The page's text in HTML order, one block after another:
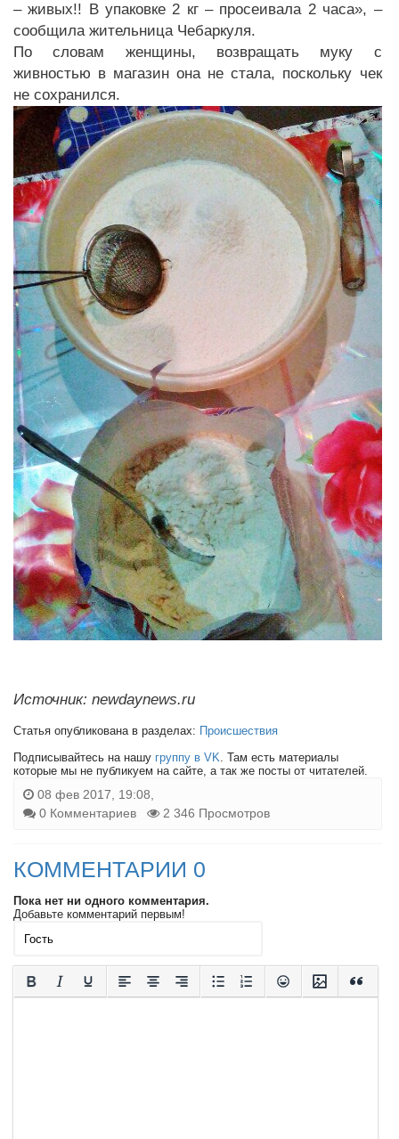
– живых!! В упаковке 2 кг – просеивала 2 часа», –
сообщила жительница Чебаркуля.
По словам женщины, возвращать муку с
живностью в магазин она не стала, поскольку чек
не сохранился.
Источник: newdaynews.ru
Статья опубликована в разделах: Происшествия
Подписывайтесь на нашу группу в VK. Там есть материалы
которые мы не публикуем на сайте, а так же посты от читателей.
08 фев 2017, 19:08,
0 Комментариев
2 346 Просмотров
КОММЕНТАРИИ 0
Пока нет ни одного комментария.
Добавьте комментарий первым!